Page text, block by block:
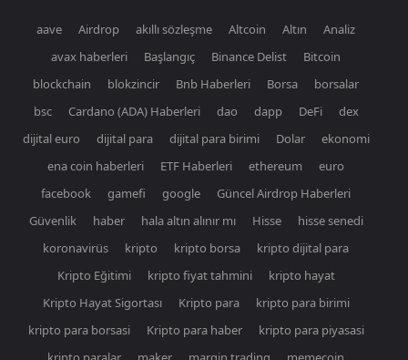
aave Airdrop akıllı sözleşme Altcoin Altın
Analiz
avax haberleri
Başlangıç Binance Delist
Bitcoin
blockchain
blokzincir Bnb Haberleri Borsa
borsalar
bsc
Cardano (ADA) Haberleri dao dapp DeFi
dex
dijital euro
dijital para dijital para birimi Dolar
ekonomi
ena coin haberleri
ETF Haberleri ethereum
euro
facebook
gamefi google
Güncel Airdrop Haberleri
Güvenlik
haber hala altın alınır mı Hisse
hisse senedi
koronavirüs
kripto kripto borsa
kripto dijital para
Kripto Eğitimi
kripto fiyat tahmini
kripto hayat
Kripto Hayat Sigortası
Kripto para
kripto para birimi
kripto para borsasi
Kripto para haber
kripto para piyasasi